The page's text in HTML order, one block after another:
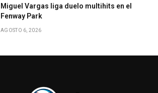
Miguel Vargas liga duelo multihits en el
Fenway Park
AGOSTO 6, 2026